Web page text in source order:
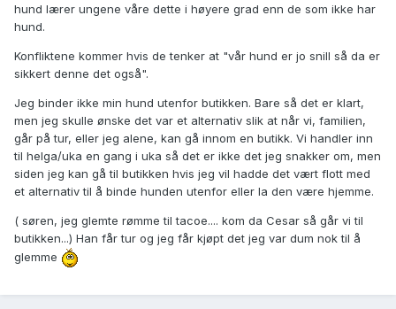
hund lærer ungene våre dette i høyere grad enn de som ikke har
hund.
Konfliktene kommer hvis de tenker at "vår hund er jo snill så da er
sikkert denne det også".
Jeg binder ikke min hund utenfor butikken. Bare så det er klart,
men jeg skulle ønske det var et alternativ slik at når vi, familien,
går på tur, eller jeg alene, kan gå innom en butikk. Vi handler inn
til helga/uka en gang i uka så det er ikke det jeg snakker om, men
siden jeg kan gå til butikken hvis jeg vil hadde det vært flott med
et alternativ til å binde hunden utenfor eller la den være hjemme.
( søren, jeg glemte rømme til tacoe.... kom da Cesar så går vi til
butikken...) Han får tur og jeg får kjøpt det jeg var dum nok til å
glemme